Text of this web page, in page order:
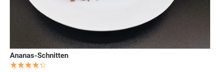
Ananas-Schnitten